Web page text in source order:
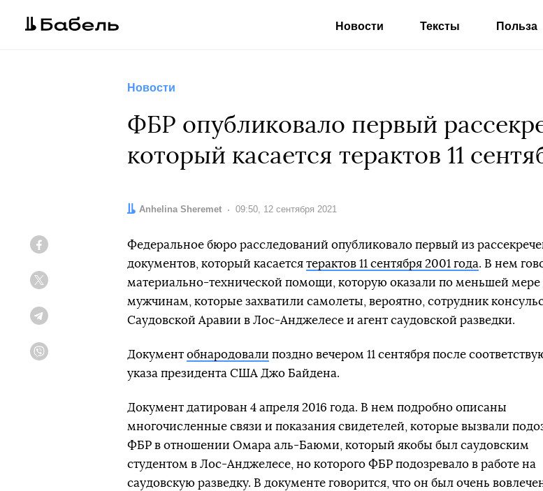
Новости Тексты Польза
Новости
ФБР опубликовало первый
который касается терактов 11
Автор:
Anhelina Sheremet Дата:
09:50, 12 сентября 2021
Федеральное бюро расследований опубликовало первый из
документов, который касается терактов 11 сентября 2001 года. В нем
материально-технической помощи, которую оказали по меньшей мере
мужчинам, которые захватили самолеты, вероятно, сотрудник
Саудовской Аравии в Лос-Анджелесе и агент саудовской разведки.
Документ обнародовали поздно вечером 11 сентября после
указа президента США Джо Байдена.
Документ датирован 4 апреля 2016 года. В нем подробно описаны
многочисленные связи и показания свидетелей, которые вызвали
ФБР в отношении Омара аль-Баюми, который якобы был саудовским
студентом в Лос-Анджелесе, но которого ФБР подозревало в работе на
саудовскую разведку. В документе говорится, что он был очень